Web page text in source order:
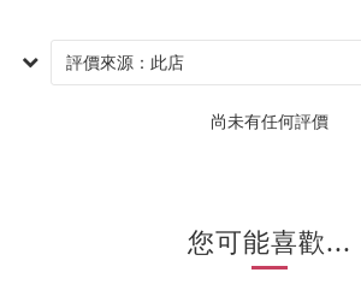
尚未有任何評價
您可能喜歡...